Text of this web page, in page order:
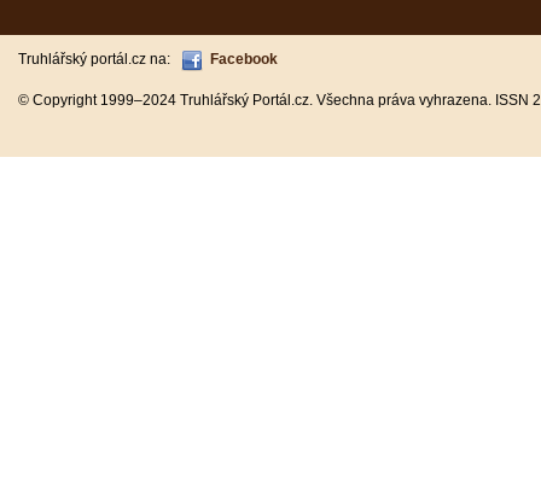
Truhlářský portál.cz na: Facebook
© Copyright 1999–2024 Truhlářský Portál.cz. Všechna práva vyhrazena.